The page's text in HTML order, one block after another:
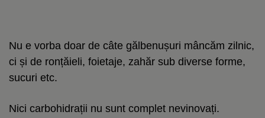
Nu e vorba doar de câte gălbenușuri mâncăm zilnic,
ci și de ronțăieli, foietaje, zahăr sub diverse forme,
sucuri etc.
Nici carbohidrații nu sunt complet nevinovați.